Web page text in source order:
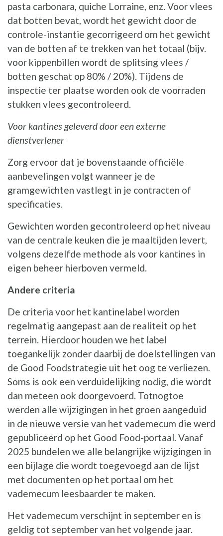
pasta carbonara, quiche Lorraine, enz. Voor vlees
dat botten bevat, wordt het gewicht door de
controle-instantie gecorrigeerd om het gewicht
van de botten af te trekken van het totaal (bijv.
voor kippenbillen wordt de splitsing vlees /
botten geschat op 80% / 20%). Tijdens de
inspectie ter plaatse worden ook de voorraden
stukken vlees gecontroleerd.
Voor kantines geleverd door een externe
dienstverlener
Zorg ervoor dat je bovenstaande officiële
aanbevelingen volgt wanneer je de
gramgewichten vastlegt in je contracten of
specificaties.
Gewichten worden gecontroleerd op het niveau
van de centrale keuken die je maaltijden levert,
volgens dezelfde methode als voor kantines in
eigen beheer hierboven vermeld.
Andere criteria
De criteria voor het kantinelabel worden
regelmatig aangepast aan de realiteit op het
terrein. Hierdoor houden we het label
toegankelijk zonder daarbij de doelstellingen van
de Good Foodstrategie uit het oog te verliezen.
Soms is ook een verduidelijking nodig, die wordt
dan meteen ook doorgevoerd. Totnogtoe
werden alle wijzigingen in het groen aangeduid
in de nieuwe versie van het vademecum die werd
gepubliceerd op het Good Food-portaal. Vanaf
2025 bundelen we alle belangrijke wijzigingen in
een bijlage die wordt toegevoegd aan de lijst
met documenten op het portaal om het
vademecum leesbaarder te maken.
Het vademecum verschijnt in september en is
geldig tot september van het volgende jaar.